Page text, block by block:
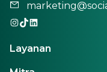
Layanan